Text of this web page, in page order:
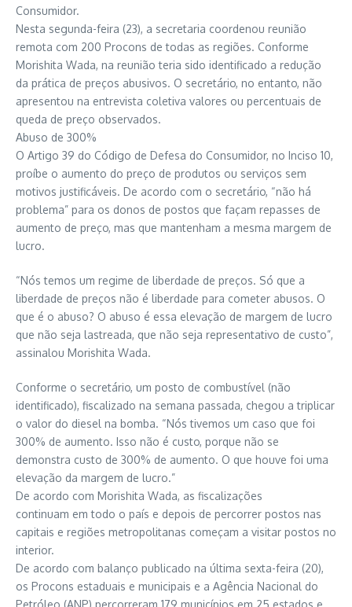
Consumidor.
Nesta segunda-feira (23), a secretaria coordenou reunião
remota com 200 Procons de todas as regiões. Conforme
Morishita Wada, na reunião teria sido identificado a redução
da prática de preços abusivos. O secretário, no entanto, não
apresentou na entrevista coletiva valores ou percentuais de
queda de preço observados.
Abuso de 300%
O Artigo 39 do Código de Defesa do Consumidor, no Inciso 10,
proíbe o aumento do preço de produtos ou serviços sem
motivos justificáveis. De acordo com o secretário, “não há
problema” para os donos de postos que façam repasses de
aumento de preço, mas que mantenham a mesma margem de
lucro.
“Nós temos um regime de liberdade de preços. Só que a
liberdade de preços não é liberdade para cometer abusos. O
que é o abuso? O abuso é essa elevação de margem de lucro
que não seja lastreada, que não seja representativo de custo”,
assinalou Morishita Wada.
Conforme o secretário, um posto de combustível (não
identificado), fiscalizado na semana passada, chegou a triplicar
o valor do diesel na bomba. “Nós tivemos um caso que foi
300% de aumento. Isso não é custo, porque não se
demonstra custo de 300% de aumento. O que houve foi uma
elevação da margem de lucro.”
De acordo com Morishita Wada, as fiscalizações
continuam em todo o país e depois de percorrer postos nas
capitais e regiões metropolitanas começam a visitar postos no
interior.
De acordo com balanço publicado na última sexta-feira (20),
os Procons estaduais e municipais e a Agência Nacional do
Petróleo (ANP) percorreram 179 municípios em 25 estados e